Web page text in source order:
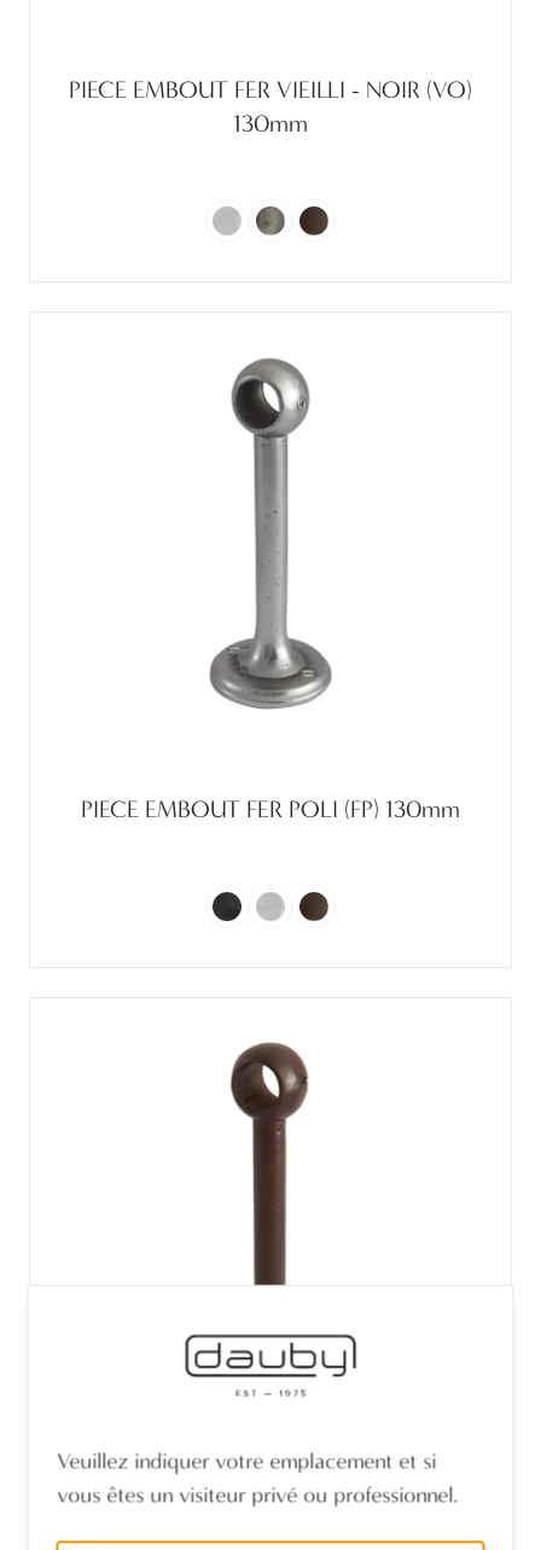
PIECE EMBOUT FER VIEILLI - NOIR (VO)
130mm
PIECE EMBOUT FER POLI (FP) 130mm
PIECE EMBOUT ROUILLE CIRE (RC) 130mm
Veuillez indiquer votre emplacement et si
vous êtes un visiteur privé ou professionnel.